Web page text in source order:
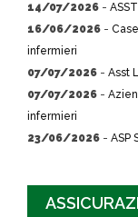
14/07/2026 -
16/06/2026 -
infermieri
07/07/2026 - Asst
07/07/2026 -
infermieri
23/06/2026 - ASP